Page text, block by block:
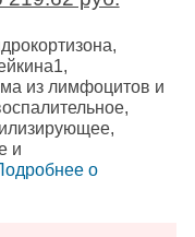
из лимфоцитов и
и
о